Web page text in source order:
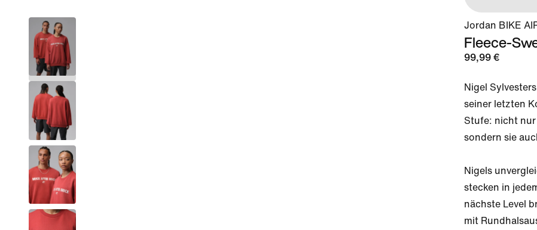
Jordan BIKE
Fleece-
99,99 €
Nigel
seiner letzten
Stufe: nicht nur
sondern sie
Nigels
stecken in
nächste Level
mit